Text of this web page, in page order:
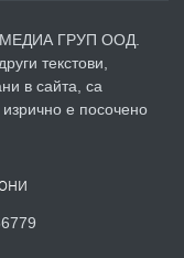
преди 1 година
- гр.
МЕДИА ГРУП ООД.
текстови,
в сайта, са
е посочено